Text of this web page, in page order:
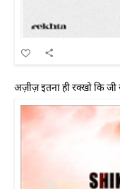
अज़ीज़ इतना ही रक्खो कि